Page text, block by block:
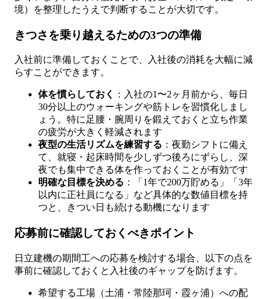
境）を整理したうえで判断することが大切です。
きつさを乗り越えるための3つの準備
入社前に準備しておくことで、入社後の消耗を大幅に減
らすことができます。
体を慣らしておく
：入社の1〜2ヶ月前から、毎日
30分以上のウォーキングや筋トレを習慣化しまし
ょう。特に足腰・腕周りを鍛えておくと立ち作業
の疲労が大きく軽減されます
夜型の生活リズムを練習する ：夜勤シフトに備え
て、就寝・起床時間を少しずつ後ろにずらし、深
夜でも集中できる体を作っておくことが有効です
明確な目標を決める ：「1年で200万貯める」「3年
以内に正社員になる」など具体的な数値目標を持
つと、きつい日も続ける動機になります
応募前に確認しておくべきポイント
日立建機の期間工への応募を検討する場合、以下の点を
事前に確認しておくと入社後のギャップを防げます。
希望する工場（土浦・常陸那珂・霞ヶ浦）への配